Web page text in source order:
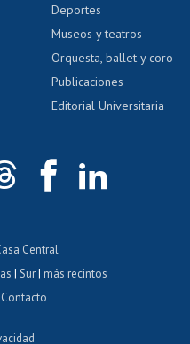
Acoso laboral, sexual
Deportes
Museos y teatros
Orquesta, ballet y coro
Publicaciones
Editorial Universitaria
Central
| Sur| más recintos
Contacto